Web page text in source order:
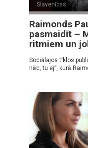
Slavenības
Raimonds
pasmaidīt –
ritmiem un
Sociālajos tīklos
nāc, tu ej”, kurā